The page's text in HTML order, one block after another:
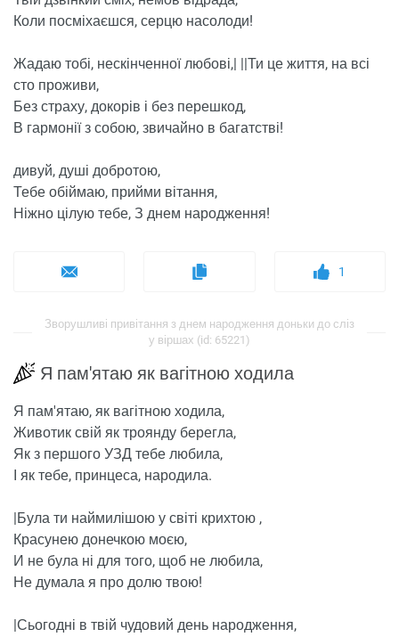
Коли посміхаєшся, серцю насолоди!
Жадаю тобі, нескінченної любові,| ||Ти це життя, на всі
сто проживи,
Без страху, докорів і без перешкод,
В гармонії з собою, звичайно в багатстві!
дивуй, душі добротою,
Тебе обіймаю, прийми вітання,
Ніжно цілую тебе, З днем ​​народження!
1
Зворушливі привітання з днем ​​народження доньки до сліз
у віршах (id: 65221)
Я пам'ятаю як вагітною ходила
Я пам'ятаю, як вагітною ходила,
Животик свій як троянду берегла,
Як з першого УЗД тебе любила,
І як тебе, принцеса, народила.
|Була ти наймилішою у світі крихтою ,
Красунею донечкою моєю,
И не була ні для того, щоб не любила,
Не думала я про долю твою!
|Сьогодні в твій чудовий день народження,